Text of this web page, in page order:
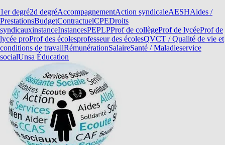
1er degré2d degréAccompagnementAction syndicaleAESHAides /
PrestationsBudgetContractuelCPEDroits
syndicauxinstanceInstancesPEPLPProf de collègeProf de lycéeProf de
lycée proProf des écolesprofesseur des écolesQVCT / Qualité de vie et
conditions de travailRémunérationSalaireSanté / Maladieservice
socialUnsa Éducation